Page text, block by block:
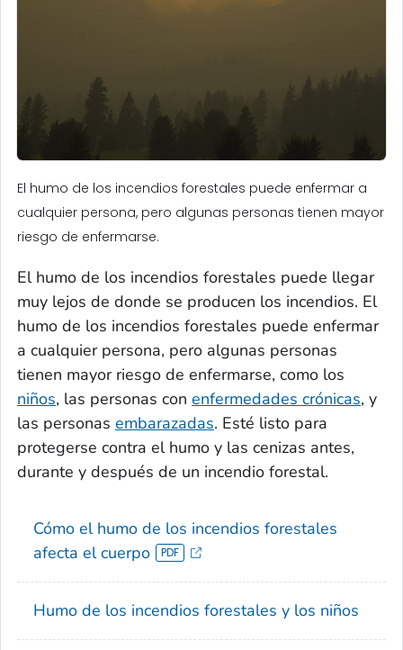
El humo de los incendios forestales puede enfermar a
cualquier persona, pero algunas personas tienen mayor
riesgo de enfermarse.
El humo de los incendios forestales puede llegar
muy lejos de donde se producen los incendios. El
humo de los incendios forestales puede enfermar
a cualquier persona, pero algunas personas
tienen mayor riesgo de enfermarse, como los
niños, las personas con enfermedades crónicas, y
las personas embarazadas. Esté listo para
protegerse contra el humo y las cenizas antes,
durante y después de un incendio forestal.
Cómo el humo de los incendios forestales
afecta el cuerpo
Humo de los incendios forestales y los niños